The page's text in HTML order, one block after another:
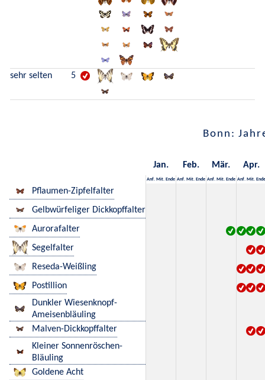
sehr selten 5
Bonn:
Jan. Feb. Mär. Apr.
Anf. Mit. Ende Anf. Mit. Ende Anf. Mit. Ende Anf. Mit. Ende
Pflaumen-Zipfelfalter
Gelbwürfeliger Dickkopffalter
Aurorafalter
Segelfalter
Reseda-Weißling
Postillion
Dunkler Wiesenknopf-
Ameisenbläuling
Malven-Dickkopffalter
Kleiner Sonnenröschen-
Bläuling
Goldene Acht